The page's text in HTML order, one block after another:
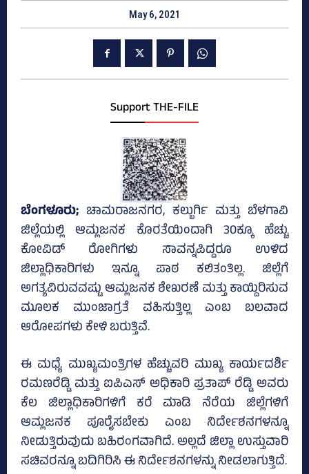
May 6, 2021
Support THE-FILE
ಬೆಂಗಳೂರು; ಚಾಮರಾಜನಗರ, ಕಲ್ಬುರ್ಗಿ ಮತ್ತು ಬೆಳಗಾವಿ
ಜಿಲ್ಲೆಯಲ್ಲಿ ಆಮ್ಲಜನಕ ಕೊರತೆಯಿಂದಾಗಿ 30ಕ್ಕೂ ಹೆಚ್ಚು
ಕೋವಿಡ್‌ ರೋಗಿಗಳು ಸಾವನ್ನಪಿದ್ದರೂ ಉಳಿದ
ಜಿಲ್ಲಾಧಿಕಾರಿಗಳು ಇನ್ನೂ ಪಾಠ ಕಲಿತಂತಿಲ್ಲ. ಜಿಲ್ಲೆಗೆ
ಅಗತ್ಯವಿರುವವಷ್ಟು ಆಮ್ಲಜನಕ ಶೇಖರಣೆ ಮತ್ತು ಕಾಯ್ದಿರಿಸುವ
ಮೂಲಕ ಮುಂಜಾಗ್ರತೆ ವಹಿಸುತ್ತಿಲ್ಲ ಎಂಬ ಬಲವಾದ
ಆರೋಪಗಳು ಕೇಳಿ ಬರುತ್ತಿವೆ.
ಈ ಮಧ್ಯೆ ಮುಖ್ಯಮಂತ್ರಿಗಳ ಹೆಚ್ಚುವರಿ ಮುಖ್ಯ ಕಾರ್ಯದರ್ಶಿ
ರಮಣರೆಡ್ಡಿ ಮತ್ತು ಐಪಿಎಸ್‌ ಅಧಿಕಾರಿ ಪ್ರತಾಪ್‌ ರೆಡ್ಡಿ ಅವರು
ಕೆಲ ಜಿಲ್ಲಾಧಿಕಾರಿಗಳಿಗೆ ಕರೆ ಮಾಡಿ ನೆರೆಯ ಜಿಲ್ಲೆಗಳಿಗೆ
ಆಮ್ಲಜನಕ ಪೂರೈಸಬೇಕು ಎಂಬ ನಿರ್ದೇಶನಗಳನ್ನೂ
ನೀಡುತ್ತಿರುವುದು ಬಹಿರಂಗವಾಗಿದೆ. ಅಲ್ಲದೆ ಜಿಲ್ಲಾ ಉಸ್ತುವಾರಿ
ಸಚಿವರನ್ನೂ ಬದಿಗಿರಿಸಿ ಈ ನಿರ್ದೇಶನಗಳನ್ನು ನೀಡಲಾಗುತ್ತಿದೆ.